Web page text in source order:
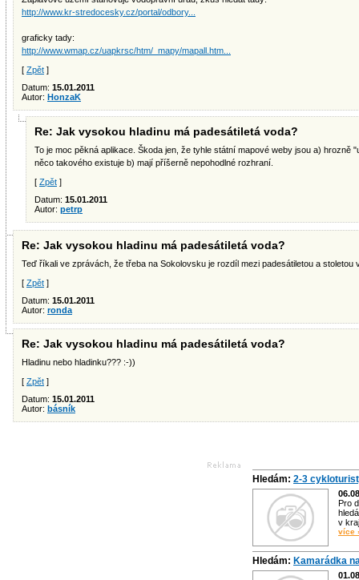
http://www.kr-stredocesky.cz/portal/odbory...
graficky tady:
http://www.wmap.cz/uapkrsc/htm/_mapy/mapall.htm...
[ Zpět ]
Datum: 15.01.2011
Autor: HonzaK
Re: Jak vysokou hladinu má padesátiletá voda?
To je moc pěkná aplikace. Škoda jen, že tyhle státní mapové weby jsou a) hrozně
něco takového existuje b) mají příšerně nepohodlné rozhraní.
[ Zpět ]
Datum: 15.01.2011
Autor: petrp
Re: Jak vysokou hladinu má padesátiletá voda?
Teď říkali ve zprávách, že třeba na Sokolovsku je rozdíl mezi padesátiletou a stoletou
[ Zpět ]
Datum: 15.01.2011
Autor: ronda
Re: Jak vysokou hladinu má padesátiletá voda?
Hladinu nebo hladinku??? :-))
[ Zpět ]
Datum: 15.01.2011
Autor: básník
Hledám: 2-3
Pro
v
více
Hledám: Kamarádka